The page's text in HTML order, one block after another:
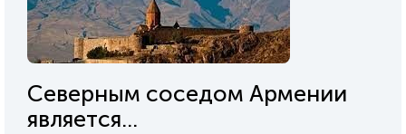
Северным соседом Армении
является...